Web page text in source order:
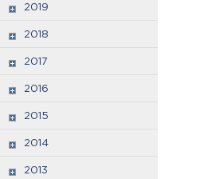
2019
2018
2017
2016
2015
2014
2013